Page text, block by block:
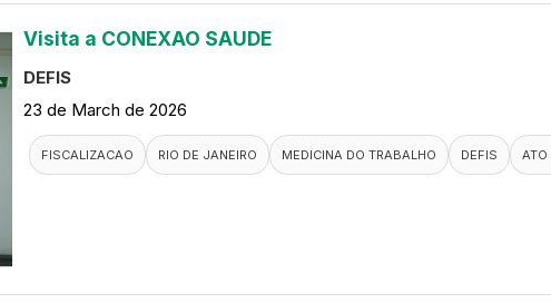
Visita a CONEXAO SAUDE
DEFIS
23 de March de 2026
FISCALIZACAO RIO DE JANEIRO MEDICINA DO TRABALHO DEFIS ATO